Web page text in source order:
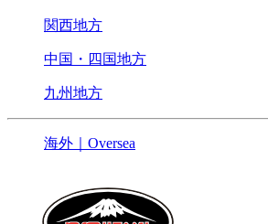
関西地方
中国・四国地方
九州地方
海外｜Oversea